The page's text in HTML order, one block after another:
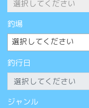
釣場
選択してください
釣行日
ジャンル